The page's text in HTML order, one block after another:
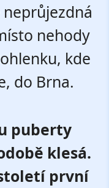
neprůjezdná
nehody
kde
do Brna.
puberty
klesá.
první